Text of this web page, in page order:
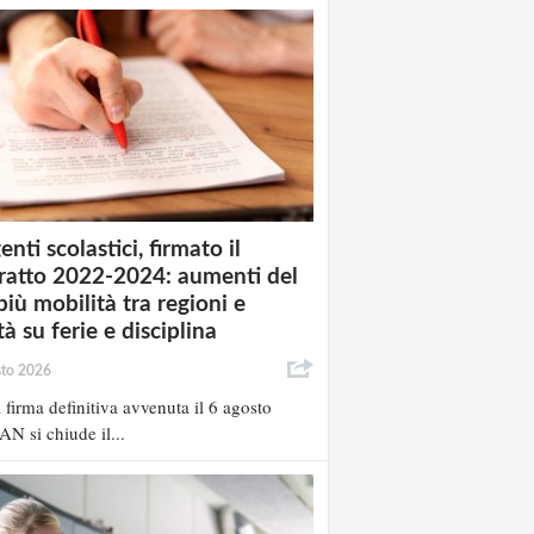
scolastici, firmato il
2022-2024: aumenti del
mobilità tra regioni e
su ferie e disciplina
2026
firma definitiva avvenuta il 6 agosto
si chiude il...